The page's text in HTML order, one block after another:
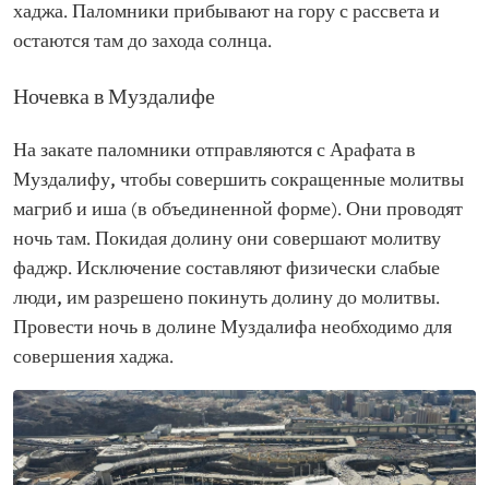
хаджа. Паломники прибывают на гору с рассвета и
остаются там до захода солнца.
Ночевка в Муздалифе
На закате паломники отправляются с Арафата в
Муздалифу, чтобы совершить сокращенные молитвы
магриб и иша (в объединенной форме). Они проводят
ночь там. Покидая долину они совершают молитву
фаджр. Исключение составляют физически слабые
люди, им разрешено покинуть долину до молитвы.
Провести ночь в долине Муздалифа необходимо для
совершения хаджа.